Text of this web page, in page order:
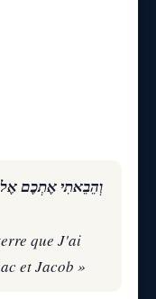
que J'ai
et Jacob »